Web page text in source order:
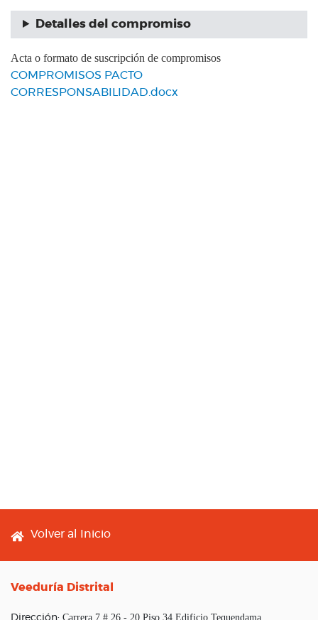
Detalles del compromiso
Acta o formato de suscripción de compromisos
COMPROMISOS PACTO
CORRESPONSABILIDAD.docx
Footer menu
Volver al Inicio
Veeduría Distrital
Dirección: Carrera 7 # 26 - 20 Piso 34 Edificio Tequendama